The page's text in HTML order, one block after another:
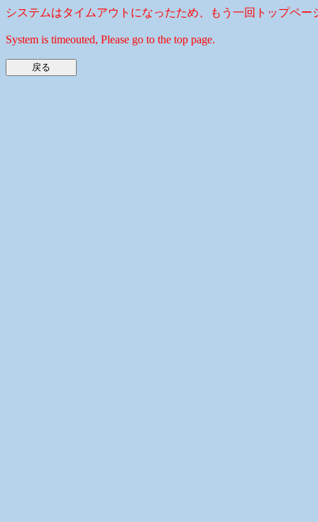
システムはタイムアウトになったため、もう一回トップペー
System is timeouted, Please go to the top page.